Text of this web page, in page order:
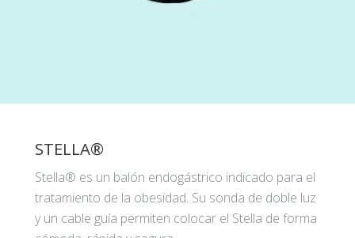
STELLA®
Stella® es un balón endogástrico indicado para el
tratamiento de la obesidad. Su sonda de doble luz
y un cable guía permiten colocar el Stella de forma